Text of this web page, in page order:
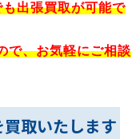
出張買取が可能で
で、お気軽にご相談
取いたします